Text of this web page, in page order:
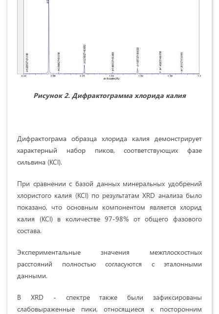
Рисунок 2. Дифрактограмма хлорида калия
Дифрактограма образца хлорида калия демонстрирует
характерный набор пиков, соответствующих фазе
сильвина (KCl).
При сравнении с базой данных минеральных удобрений
хлористого калия (KCl) по результатам XRD анализа было
показано, что основным компонентом является хлорид
калия (KCl) в количестве 97-98% от общего фазового
состава.
Экспериментальные значения межплоскостных
расстояний полностью согласуются с эталонными
данными.
В XRD - спектре также были зафиксированы
слабовыраженные пики, относящиеся к посторонним